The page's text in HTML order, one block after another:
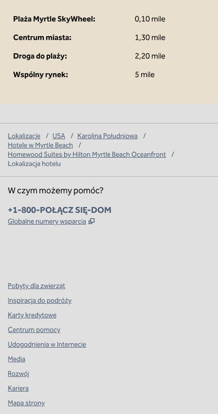
Plaża Myrtle SkyWheel:
0,10 mile
Centrum miasta:
1,30 mile
Droga do plaży:
2,20 mile
Wspólny rynek:
5 mile
Lokalizacje / USA / Karolina Południowa
/
Hotele w Myrtle Beach
/
Homewood Suites by Hilton Myrtle Beach Oceanfront
/
Lokalizacja hotelu
W czym możemy pomóc?
Telefon:
+1-800-POŁĄCZ SIĘ-DOM
Globalne numery wsparcia ,
Pobyty dla zwierząt
Inspiracja do podróży
Karty kredytowe
Centrum pomocy
Udogodnienia w Internecie
Media
Rozwój
Kariera
Mapa strony